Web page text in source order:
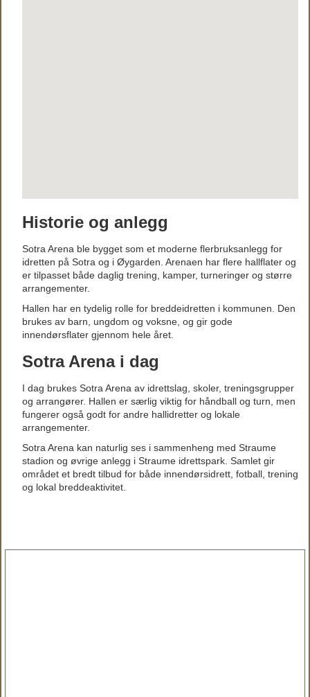
Historie og anlegg
Sotra Arena ble bygget som et moderne flerbruksanlegg for
idretten på Sotra og i Øygarden. Arenaen har flere hallflater og
er tilpasset både daglig trening, kamper, turneringer og større
arrangementer.
Hallen har en tydelig rolle for breddeidretten i kommunen. Den
brukes av barn, ungdom og voksne, og gir gode
innendørsflater gjennom hele året.
Sotra Arena i dag
I dag brukes Sotra Arena av idrettslag, skoler, treningsgrupper
og arrangører. Hallen er særlig viktig for håndball og turn, men
fungerer også godt for andre hallidretter og lokale
arrangementer.
Sotra Arena kan naturlig ses i sammenheng med Straume
stadion og øvrige anlegg i Straume idrettspark. Samlet gir
området et bredt tilbud for både innendørsidrett, fotball, trening
og lokal breddeaktivitet.